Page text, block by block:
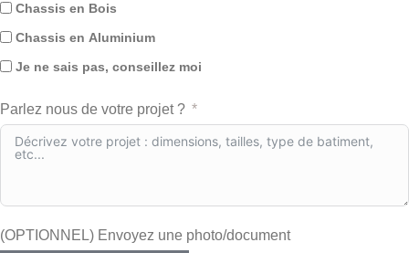
Chassis en Bois
Chassis en Aluminium
Je ne sais pas, conseillez moi
Parlez nous de votre projet ?
(OPTIONNEL) Envoyez une photo/document